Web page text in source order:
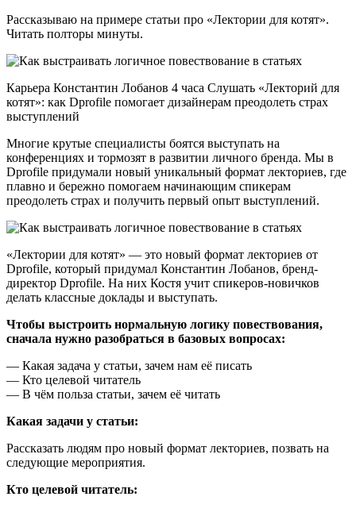
Рассказываю на примере статьи про «Лектории для котят».
Читать полторы минуты.
Карьера Константин Лобанов 4 часа Слушать «Лекторий для
котят»: как Dprofile помогает дизайнерам преодолеть страх
выступлений
Многие крутые специалисты боятся выступать на
конференциях и тормозят в развитии личного бренда. Мы в
Dprofile придумали новый уникальный формат лекториев, где
плавно и бережно помогаем начинающим спикерам
преодолеть страх и получить первый опыт выступлений.
«Лектории для котят» — это новый формат лекториев от
Dprofile, который придумал Константин Лобанов, бренд-
директор Dprofile. На них Костя учит спикеров-новичков
делать классные доклады и выступать.
Чтобы выстроить нормальную логику повествования,
сначала нужно разобраться в базовых вопросах:
— Какая задача у статьи, зачем нам её писать
— Кто целевой читатель
— В чём польза статьи, зачем её читать
Какая задачи у статьи:
Рассказать людям про новый формат лекториев, позвать на
следующие мероприятия.
Кто целевой читатель: